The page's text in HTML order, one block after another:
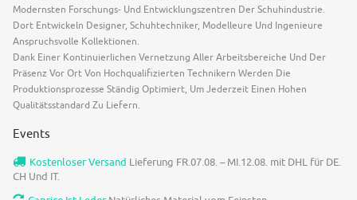
Modernsten Forschungs- Und Entwicklungszentren Der Schuhindustrie.
Dort Entwickeln Designer, Schuhtechniker, Modelleure Und Ingenieure
Anspruchsvolle Kollektionen.
Dank Einer Kontinuierlichen Vernetzung Aller Arbeitsbereiche Und Der
Präsenz Vor Ort Von Hochqualifizierten Technikern Werden Die
Produktionsprozesse Ständig Optimiert, Um Jederzeit Einen Hohen
Qualitätsstandard Zu Liefern.
Events
Kostenloser Versand Lieferung FR.07.08. – MI.12.08. mit DHL für DE.
CH Und IT.